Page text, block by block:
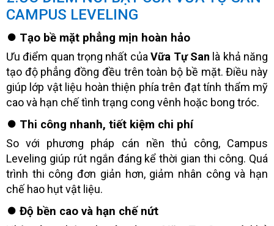
CAMPUS LEVELING
⏺️ Tạo bề mặt phẳng mịn hoàn hảo
Ưu điểm quan trọng nhất củaVữa Tự San là khả năng
tạo độ phẳng đồng đều trên toàn bộ bề mặt. Điều này
giúp lớp vật liệu hoàn thiện phía trên đạt tính thẩm mỹ
cao và hạn chế tình trạng cong vênh hoặc bong tróc.
⏺️ Thi công nhanh, tiết kiệm chi phí
So với phương pháp cán nền thủ công, Campus
Leveling giúp rút ngắn đáng kể thời gian thi công. Quá
trình thi công đơn giản hơn, giảm nhân công và hạn
chế hao hụt vật liệu.
⏺️ Độ bền cao và hạn chế nứt